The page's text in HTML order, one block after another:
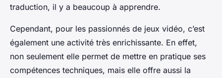
traduction, il y a beaucoup à apprendre.
Cependant, pour les passionnés de jeux vidéo, c’est
également une activité très enrichissante. En effet,
non seulement elle permet de mettre en pratique ses
compétences techniques, mais elle offre aussi la